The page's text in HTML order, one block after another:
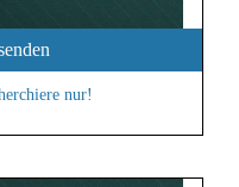
nur!